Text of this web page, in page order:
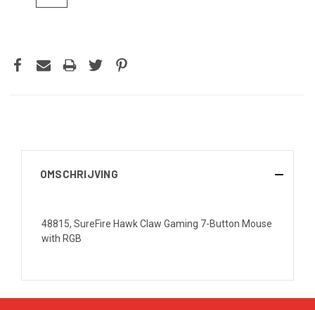
OMSCHRIJVING
48815, SureFire Hawk Claw Gaming 7-Button Mouse
with RGB